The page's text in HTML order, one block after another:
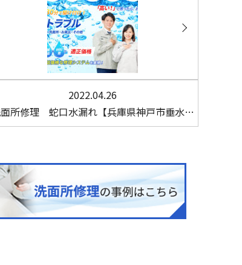
2022.04.26
所修理 蛇口水漏れ【兵庫県神戸市垂水…